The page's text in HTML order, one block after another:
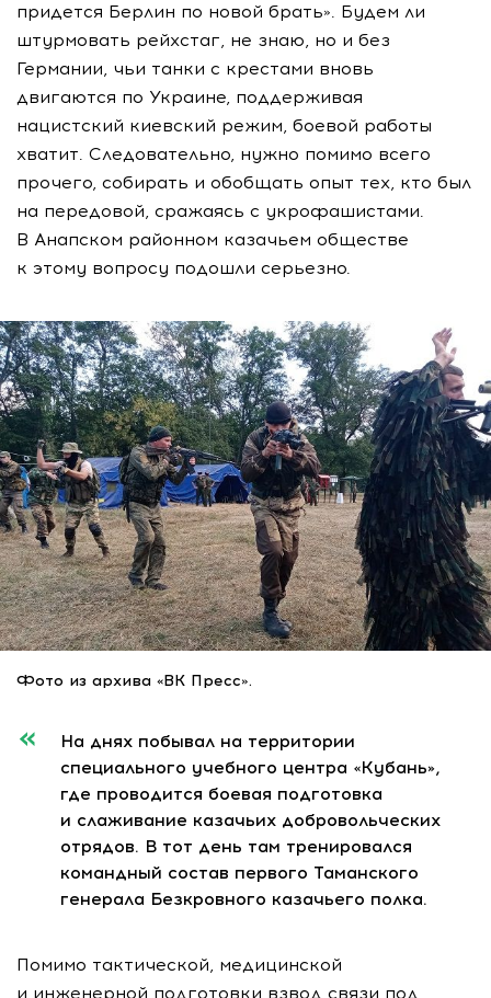
придется Берлин по новой брать». Будем ли
штурмовать рейхстаг, не знаю, но и без
Германии, чьи танки с крестами вновь
двигаются по Украине, поддерживая
нацистский киевский режим, боевой работы
хватит. Следовательно, нужно помимо всего
прочего, собирать и обобщать опыт тех, кто был
на передовой, сражаясь с укрофашистами.
В Анапском районном казачьем обществе
к этому вопросу подошли серьезно.
Фото из архива «ВК Пресс».
На днях побывал на территории
специального учебного центра «Кубань»,
где проводится боевая подготовка
и слаживание казачьих добровольческих
отрядов. В тот день там тренировался
командный состав первого Таманского
генерала Безкровного казачьего полка.
Помимо тактической, медицинской
и инженерной подготовки взвод связи под